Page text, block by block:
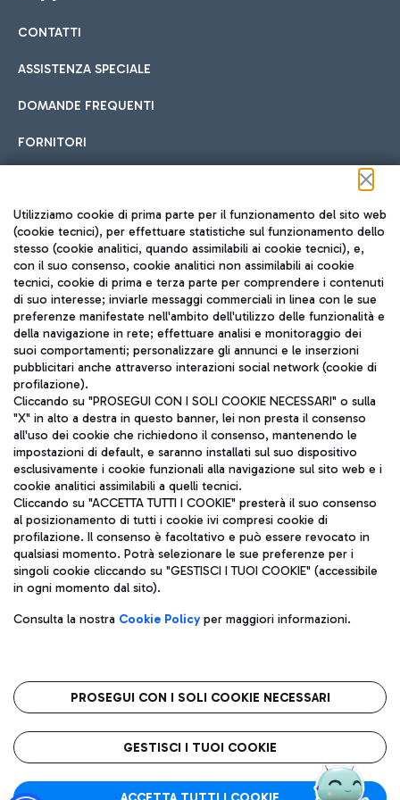
Cucina Internazionale
Fast Food
Pizza
Gelateria
Wine Bar & Sparkling
Hotel in aeroporto
Scegli l'alloggio più adatto e approfitta della vicinanza
all'aeroporto.
Car sharing
Con il Car Sharing è ancora più facile spostarsi
Treno
Raggiungi velocemente l'aeroporto di Fiumicino da Roma
tramite i servizi ferroviari Trenitalia.
Autobus
Scopri le linee di autobus per raggiungere l'aeroporto
Leonardo Da Vinci.
Raggiungi l’aeroporto senza pensieri con il servizio di taxi a
Ristoranti
Scopri la nostra offerta per una pausa gustosa in aeroporto
Mappa Aeroporto Fiumicino
CONTATTI
ASSISTENZA SPECIALE
DOMANDE FREQUENTI
FORNITORI
Seguici sui social
TRAVEL JOURNAL
ITA
Aeroporti di Roma S.p.A. - Società soggetta a direzione e
coordinamento di Mundys S.p.A.
Codice fiscale e Registro delle Imprese di Roma 13032990155 P.
IVA 06572251004
Capitale sociale 62.224.743,00 int. vers.
Sede legale: Via Pier Paolo Racchetti 1 - 00054 Fiumicino (RM)
telefono +39 06 65951
Privacy policy
Note legali
Roma FCO
L'aeroporto stellato
Utilizziamo cookie di prima parte per il funzionamento del sito web
(cookie tecnici), per effettuare statistiche sul funzionamento dello
stesso (cookie analitici, quando assimilabili ai cookie tecnici), e,
con il suo consenso, cookie analitici non assimilabili ai cookie
tecnici, cookie di prima e terza parte per comprendere i contenuti
di suo interesse; inviarle messaggi commerciali in linea con le sue
preferenze manifestate nell'ambito dell'utilizzo delle funzionalità e
della navigazione in rete; effettuare analisi e monitoraggio dei
suoi comportamenti; personalizzare gli annunci e le inserzioni
pubblicitari anche attraverso interazioni social network (cookie di
profilazione).
Cliccando su "PROSEGUI CON I SOLI COOKIE NECESSARI" o sulla
"X" in alto a destra in questo banner, lei non presta il consenso
all'uso dei cookie che richiedono il consenso, mantenendo le
impostazioni di default, e saranno installati sul suo dispositivo
esclusivamente i cookie funzionali alla navigazione sul sito web e i
cookie analitici assimilabili a quelli tecnici.
Cliccando su "ACCETTA TUTTI I COOKIE" presterà il suo consenso
al posizionamento di tutti i cookie ivi compresi cookie di
profilazione. Il consenso è facoltativo e può essere revocato in
qualsiasi momento. Potrà selezionare le sue preferenze per i
singoli cookie cliccando su "GESTISCI I TUOI COOKIE" (accessibile
in ogni momento dal sito).
Consulta la nostra Cookie Policyper maggiori informazioni.
PROSEGUI CON I SOLI COOKIE NECESSARI
GESTISCI I TUOI COOKIE